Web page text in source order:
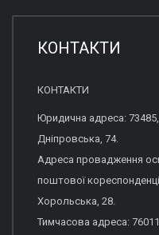
КОНТАКТИ
КОНТАКТИ
Юридична адреса:
Дніпровська, 74.
Адреса провадження
поштової
Хорольська, 28.
Тимчасова адреса: